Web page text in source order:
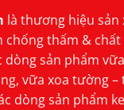
là thương hiệu sản
chống thấm &
dòng sản phẩm
vữa xoa tường –
dòng sản phẩm